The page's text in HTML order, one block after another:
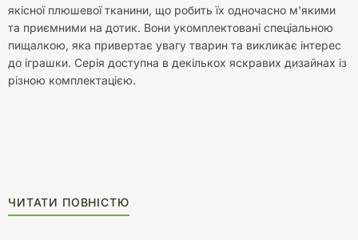
якісної плюшевої тканини, що робить їх одночасно м'якими
та приємними на дотик. Вони укомплектовані спеціальною
пищалкою, яка привертає увагу тварин та викликає інтерес
до іграшки. Серія доступна в декількох яскравих дизайнах із
різною комплектацією.
ЧИТАТИ ПОВНІСТЮ